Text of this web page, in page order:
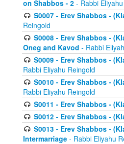
on Shabbos - 2 - Rabbi
S0007 - Erev Shabbos -
Reingold
S0008 - Erev Shabbos -
Oneg and Kavod - Rabbi
S0009 - Erev Shabbos -
Rabbi Eliyahu Reingold
S0010 - Erev Shabbos -
Rabbi Eliyahu Reingold
S0011 - Erev Shabbos -
S0012 - Erev Shabbos -
S0013 - Erev Shabbos -
Intermarriage - Rabbi Eliyahu